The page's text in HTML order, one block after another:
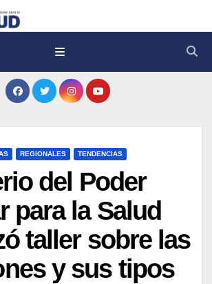
REGIONALES TENDENCIAS
del Poder
para la Salud
taller sobre las
y sus tipos